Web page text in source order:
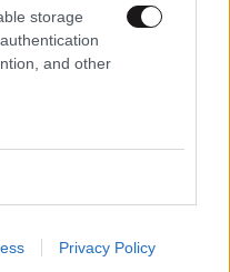
storage
and other
Privacy Policy